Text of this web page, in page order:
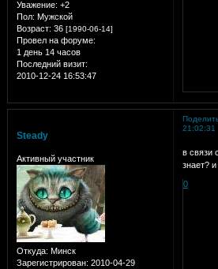
Уважение: +2
Пол: Мужской
Возраст: 36 [1990-06-14]
Провел на форуме:
1 день 14 часов
Последний визит:
2010-12-24 16:53:47
21:02:31
Steady
Активный участник
Откуда: Минск
Зарегистрирован: 2010-04-29
в связи
знает?
0